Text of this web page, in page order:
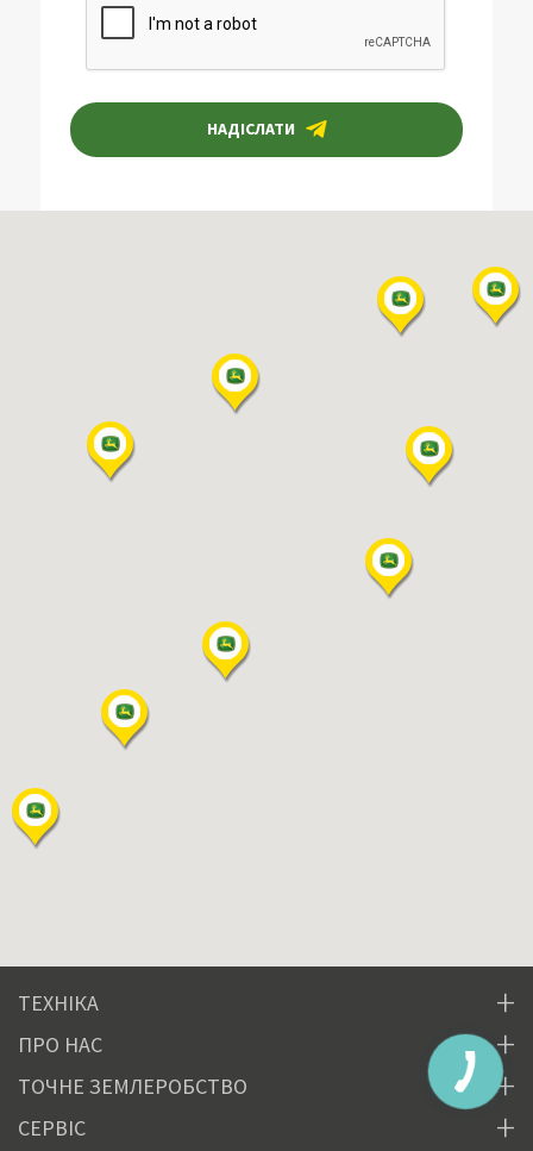
ТЕХНІКА
ПРО НАС
ТОЧНЕ ЗЕМЛЕРОБСТВО
СЕРВІС